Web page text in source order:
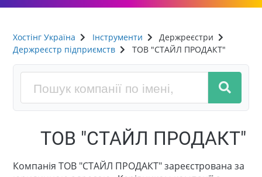
Хостінг Україна Інструменти
Держреєстри
Держреєстр підприємств
ТОВ "СТАЙЛ ПРОДАКТ"
ТОВ "СТАЙЛ ПРОДАКТ"
Компанія ТОВ "СТАЙЛ ПРОДАКТ" зареєстрована за